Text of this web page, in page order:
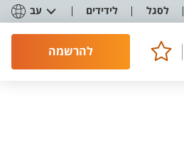
לסגל לידידים עב
להרשמה